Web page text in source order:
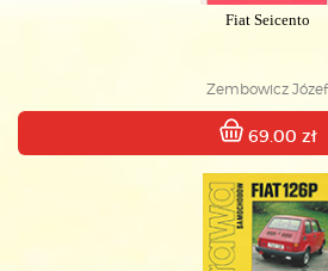
Fiat Seicento
Zembowicz Józef
69.00 zł